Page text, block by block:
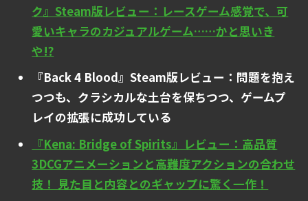
ク』Steam版レビュー：レースゲーム感覚で、可
愛いキャラのカジュアルゲーム……かと思いき
や!?
『Back 4 Blood』Steam版レビュー：問題を抱え
つつも、クラシカルな土台を保ちつつ、ゲームプ
レイの拡張に成功している
『Kena: Bridge of Spirits』レビュー：高品質
3DCGアニメーションと高難度アクションの合わせ
技！ 見た目と内容とのギャップに驚く一作！